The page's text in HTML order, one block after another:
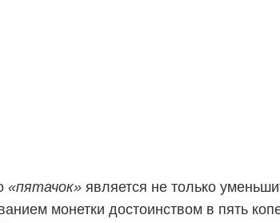
«пятачок» является не только
монетки достоинством в пять